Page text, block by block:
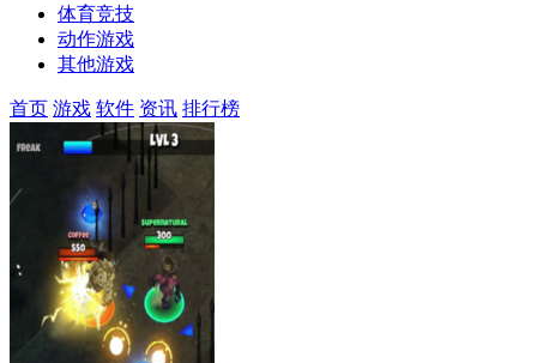
体育竞技
动作游戏
其他游戏
首页 游戏 软件 资讯 排行榜